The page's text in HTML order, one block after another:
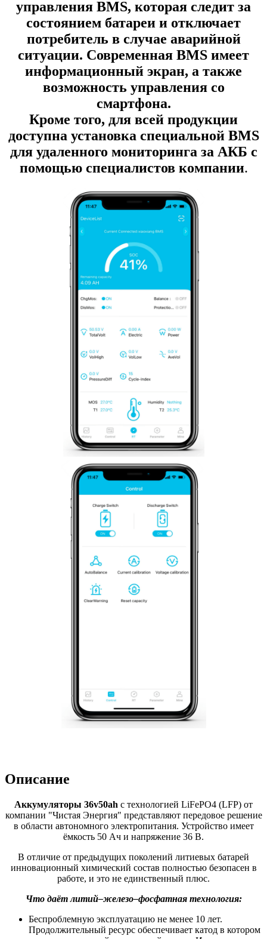
управления BMS, которая следит за
состоянием батареи и отключает
потребитель в случае аварийной
ситуации. Современная BMS имеет
информационный экран, а также
возможность управления со
смартфона.
Кроме того, для всей продукции
доступна установка специальной BMS
для удаленного мониторинга за АКБ с
помощью специалистов компании.
Описание
Аккумуляторы 36v50ah с технологией LiFePO4 (LFP) от
компании "Чистая Энергия" представляют передовое решение
в области автономного электропитания. Устройство имеет
ёмкость 50 Aч и напряжение 36 В.
В отличие от предыдущих поколений литиевых батарей
инновационный химический состав полностью безопасен в
работе, и это не единственный плюс.
Что даёт литий–железо–фосфатная технология:
Беспроблемную эксплуатацию не менее 10 лет.
Продолжительный ресурс обеспечивает катод в котором